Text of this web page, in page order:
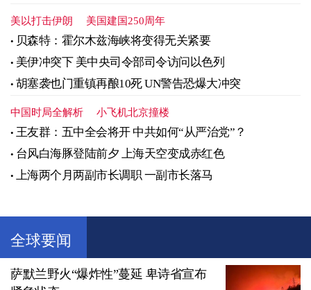
美以打击伊朗 美国建国250周年
贝森特：霍尔木兹海峡将变得无关紧要
美伊冲突下 美中央司令部司令访问以色列
胡塞袭也门重镇再酿10死 UN警告恐爆大冲突
中国时局全解析 小飞机北京撞楼
王友群：五中全会将开 中共如何“从严治党”？
台风白海豚登陆前夕 上海天空变成赤红色
上海两个月两副市长调职 一副市长落马
全球要闻
萨默兰野火“爆炸性”蔓延 卑诗省宣布